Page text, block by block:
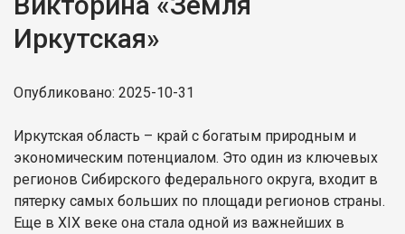
Иркутская»
Опубликовано: 2025-10-31
Иркутская область – край с богатым природным и
экономическим потенциалом. Это один из ключевых
регионов Сибирского федерального округа, входит в
пятерку самых больших по площади регионов страны.
Еще в XIX веке она стала одной из важнейших в